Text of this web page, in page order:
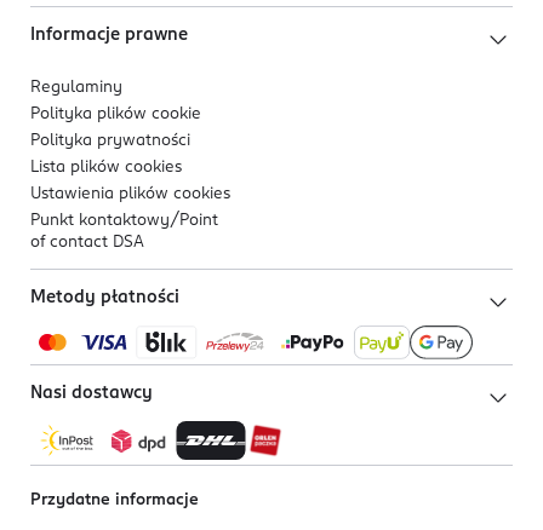
Informacje prawne
Regulaminy
Polityka plików cookie
Polityka prywatności
Lista plików cookies
Ustawienia plików cookies
Punkt kontaktowy/ Point
of contact DSA
Metody płatności
Nasi dostawcy
Przydatne informacje